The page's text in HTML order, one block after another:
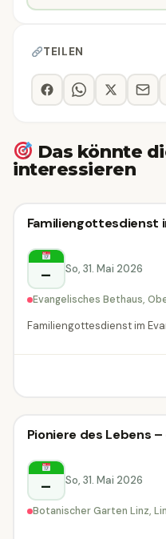
TEILEN
Das könnte
interessieren
Sonstiges
Obertraun
Sonstiges
Familiengottesdienst
– So, 31. Mai 2026
Evangelisches Bethaus,
Familiengottesdienst im
Sonstiges
Linz
Sonstiges
Pioniere des Lebens
– So, 31. Mai 2026
Botanischer Garten Linz,